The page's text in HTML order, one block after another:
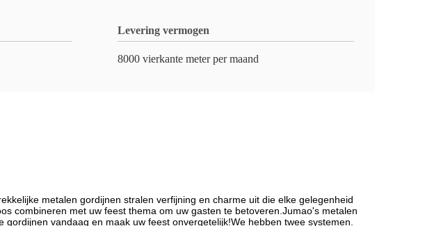
Levering vermogen
8000 vierkante meter per maand
metalen gordijnen stralen verfijning en charme uit die elke gelegenheid
combineren met uw feest thema om uw gasten te betoveren.Jumao's metalen
vandaag en maak uw feest onvergetelijk!We hebben twee systemen.